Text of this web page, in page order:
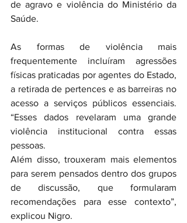
de agravo e violência do Ministério da
Saúde.
As formas de violência mais
frequentemente incluíram agressões
físicas praticadas por agentes do Estado,
a retirada de pertences e as barreiras no
acesso a serviços públicos essenciais.
“Esses dados revelaram uma grande
violência institucional contra essas
pessoas.
Além disso, trouxeram mais elementos
para serem pensados dentro dos grupos
de discussão, que formularam
recomendações para esse contexto”,
explicou Nigro.